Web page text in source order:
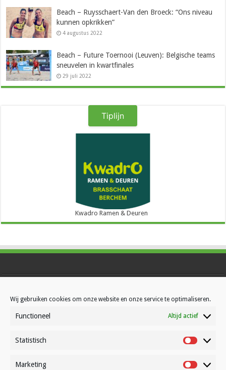
Wij gebruiken cookies om onze website en onze service te optimaliseren.
Functioneel Altijd actief
Statistisch Statistisch
Marketing
Beach – Ruysschaert-Van den Broeck: “Ons niveau
kunnen opkrikken”
4 augustus 2022
Beach – Future Toernooi (Leuven): Belgische teams
sneuvelen in kwartfinales
29 juli 2022
Tiplijn
Kwadro Ramen & Deuren
Over Volleynews
Abonneer nu
Disclaimer